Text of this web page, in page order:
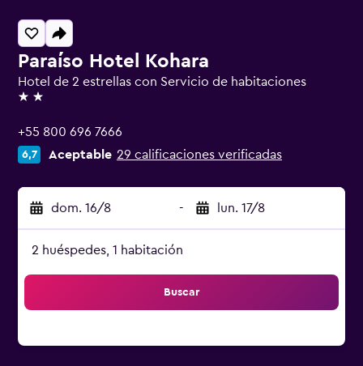
Paraíso Hotel Kohara
Hotel de 2 estrellas con Servicio de habitaciones
2 estrellas
+55 800 696 7666
6,7 Aceptable 29 calificaciones verificadas
dom. 16/8 - lun. 17/8
2 huéspedes, 1 habitación
Buscar